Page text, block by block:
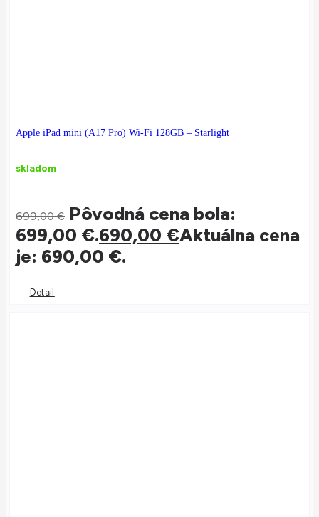
Apple iPad mini (A17 Pro) Wi-Fi 128GB – Starlight
skladom
699,00€ Pôvodná cena bola:
699,00 €.690,00 €Aktuálna cena
je: 690,00 €.
Detail